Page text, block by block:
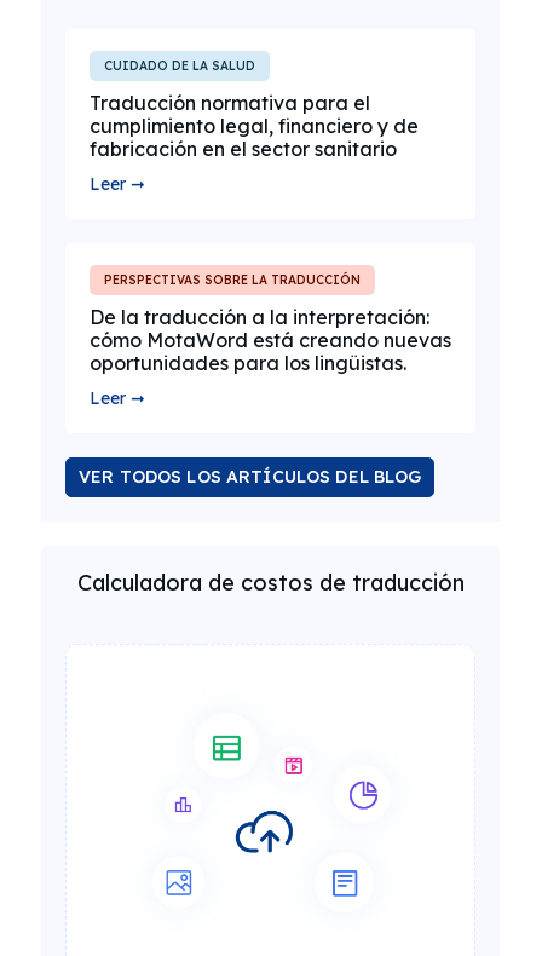
CUIDADO DE LA SALUD
Traducción normativa para el
cumplimiento legal, financiero y de
fabricación en el sector sanitario
Leer ➞
PERSPECTIVAS SOBRE LA TRADUCCIÓN
De la traducción a la interpretación:
cómo MotaWord está creando nuevas
oportunidades para los lingüistas.
Leer ➞
VER TODOS LOS ARTÍCULOS DEL BLOG
Calculadora de costos de traducción